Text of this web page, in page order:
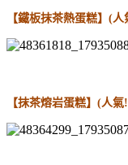
【鐵板抹茶熱蛋糕】(
【抹茶熔岩蛋糕】(人氣